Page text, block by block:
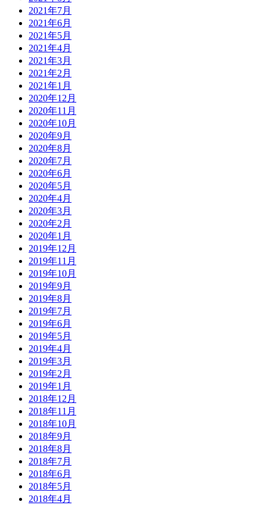
2021年7月
2021年6月
2021年5月
2021年4月
2021年3月
2021年2月
2021年1月
2020年12月
2020年11月
2020年10月
2020年9月
2020年8月
2020年7月
2020年6月
2020年5月
2020年4月
2020年3月
2020年2月
2020年1月
2019年12月
2019年11月
2019年10月
2019年9月
2019年8月
2019年7月
2019年6月
2019年5月
2019年4月
2019年3月
2019年2月
2019年1月
2018年12月
2018年11月
2018年10月
2018年9月
2018年8月
2018年7月
2018年6月
2018年5月
2018年4月